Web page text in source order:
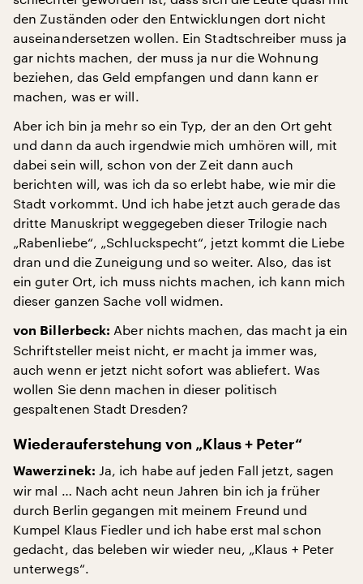
den Zuständen oder den Entwicklungen dort nicht
auseinandersetzen wollen. Ein Stadtschreiber muss ja
gar nichts machen, der muss ja nur die Wohnung
beziehen, das Geld empfangen und dann kann er
machen, was er will.
Aber ich bin ja mehr so ein Typ, der an den Ort geht
und dann da auch irgendwie mich umhören will, mit
dabei sein will, schon von der Zeit dann auch
berichten will, was ich da so erlebt habe, wie mir die
Stadt vorkommt. Und ich habe jetzt auch gerade das
dritte Manuskript weggegeben dieser Trilogie nach
„Rabenliebe“, „Schluckspecht“, jetzt kommt die Liebe
dran und die Zuneigung und so weiter. Also, das ist
ein guter Ort, ich muss nichts machen, ich kann mich
dieser ganzen Sache voll widmen.
von Billerbeck: Aber nichts machen, das macht ja ein
Schriftsteller meist nicht, er macht ja immer was,
auch wenn er jetzt nicht sofort was abliefert. Was
wollen Sie denn machen in dieser politisch
gespaltenen Stadt Dresden?
Wiederauferstehung von „Klaus + Peter“
Wawerzinek: Ja, ich habe auf jeden Fall jetzt, sagen
wir mal … Nach acht neun Jahren bin ich ja früher
durch Berlin gegangen mit meinem Freund und
Kumpel Klaus Fiedler und ich habe erst mal schon
gedacht, das beleben wir wieder neu, „Klaus + Peter
unterwegs“.